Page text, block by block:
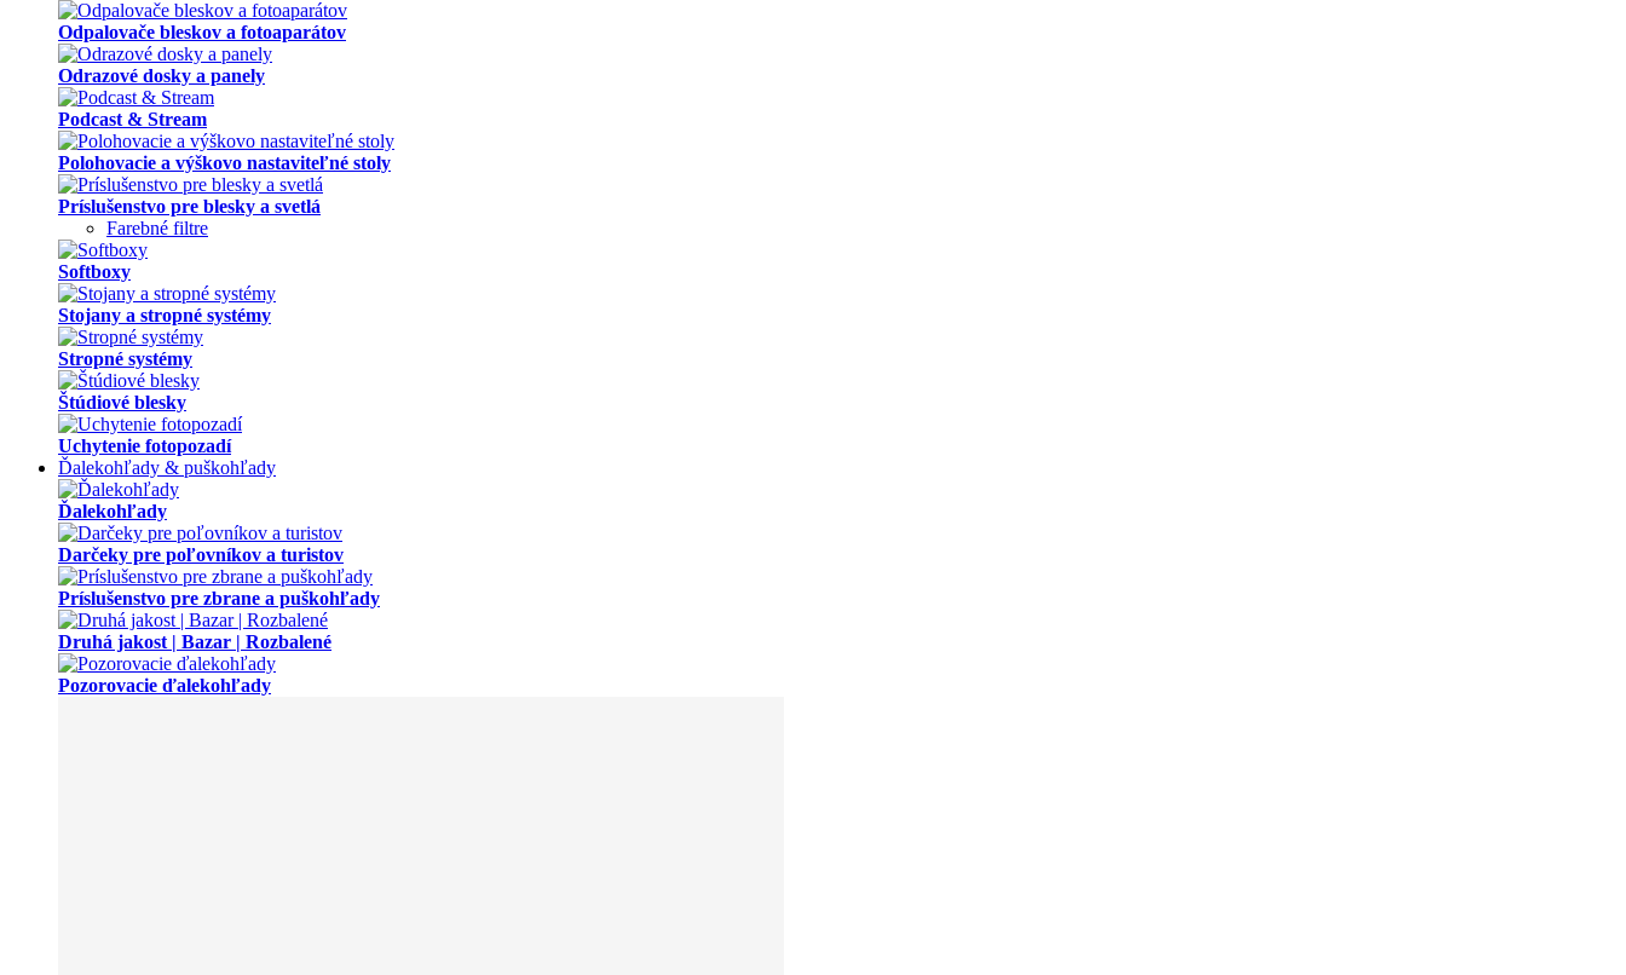
Odpalovače bleskov a fotoaparátov
Odrazové dosky a panely
Podcast & Stream
Polohovacie a výškovo nastaviteľné stoly
Príslušenstvo pre blesky a svetlá
Farebné filtre
Softboxy
Stojany a stropné systémy
Stropné systémy
Štúdiové blesky
Uchytenie fotopozadí
Ďalekohľady & puškohľady
Ďalekohľady
Darčeky pre poľovníkov a turistov
Príslušenstvo pre zbrane a puškohľady
Druhá jakost | Bazar | Rozbalené
Pozorovacie ďalekohľady